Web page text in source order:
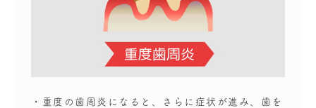
・重度の歯周炎になると、さらに症状が進み、歯を